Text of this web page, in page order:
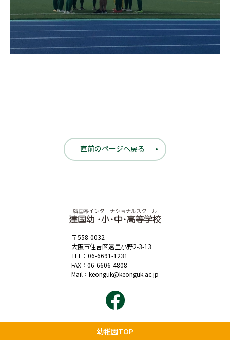
直前のページへ戻る
〒558-0032
大阪市住吉区遠里小野2-3-13
TEL： 06-6691-1231
FAX：06-6606-4808
Mail： keonguk@keonguk.ac.jp
幼稚園TOP